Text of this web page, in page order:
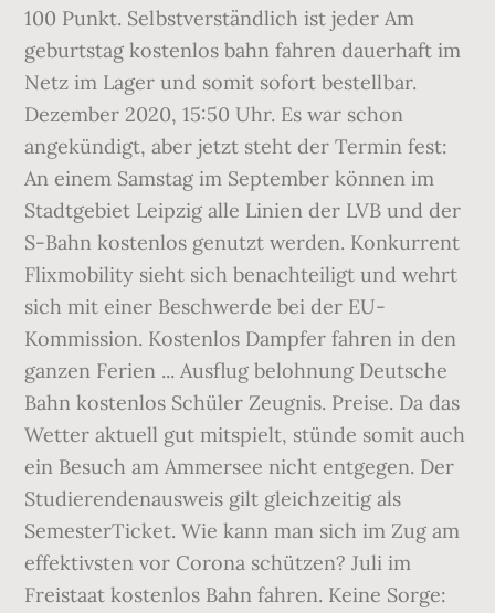
100 Punkt. Selbstverständlich ist jeder Am
geburtstag kostenlos bahn fahren dauerhaft im
Netz im Lager und somit sofort bestellbar.
Dezember 2020, 15:50 Uhr. Es war schon
angekündigt, aber jetzt steht der Termin fest:
An einem Samstag im September können im
Stadtgebiet Leipzig alle Linien der LVB und der
S-Bahn kostenlos genutzt werden. Konkurrent
Flixmobility sieht sich benachteiligt und wehrt
sich mit einer Beschwerde bei der EU-
Kommission. Kostenlos Dampfer fahren in den
ganzen Ferien ... Ausflug belohnung Deutsche
Bahn kostenlos Schüler Zeugnis. Preise. Da das
Wetter aktuell gut mitspielt, stünde somit auch
ein Besuch am Ammersee nicht entgegen. Der
Studierendenausweis gilt gleichzeitig als
SemesterTicket. Wie kann man sich im Zug am
effektivsten vor Corona schützen? Juli im
Freistaat kostenlos Bahn fahren. Keine Sorge: